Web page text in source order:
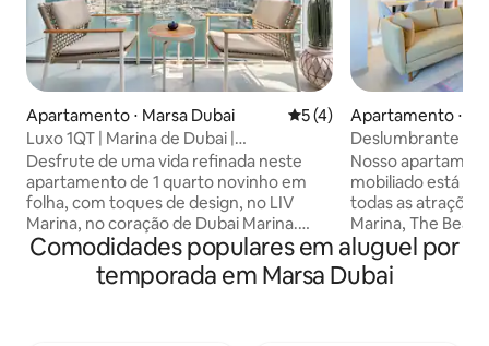
Apartamento ⋅ Marsa Dubai 5 de uma avaliação média
5 (4)
Luxo 1QT | Marina de Dubai |
Comodidades de alto padrão
Desfrute de uma vida refinada neste
apartamento de 1 quarto novinho em
folha, com toques de design, no LIV
Marina, no coração de Dubai Marina.
Aproveite comodidades de alto nível,
incluindo piscina e piscina infantil,
academias interna e externa, estúdio de
Apartamento ⋅
Deslumbrante
JBR
Nosso
mobiliado está
todas as
Marina, The
Quase todas as
curta distância.
food/alta
Comodidades populares em aluguel por
temporada em Marsa Dubai